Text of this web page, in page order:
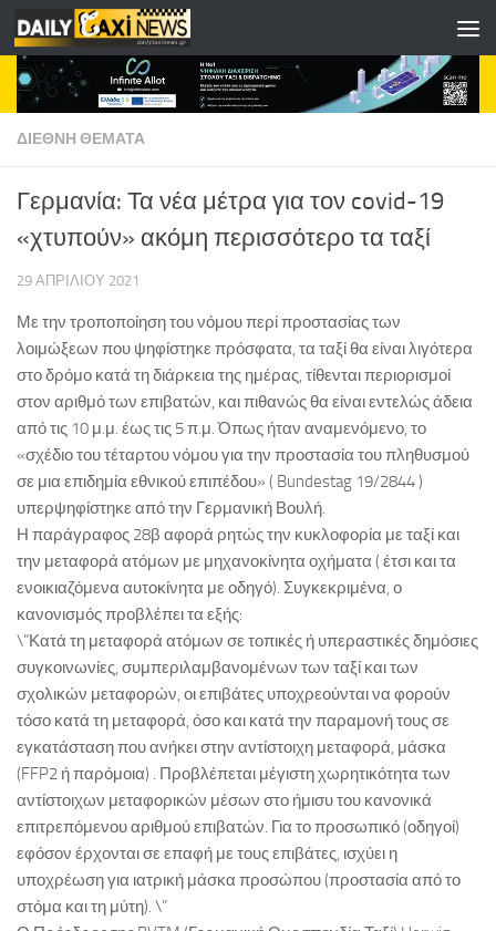
Skip to content
ΔΙΕΘΝΗ ΘΕΜΑΤΑ
Γερμανία: Τα νέα μέτρα για τον covid-19
«χτυπούν» ακόμη περισσότερο τα ταξί
29 ΑΠΡΙΛΊΟΥ 2021
Με την τροποποίηση του νόμου περί προστασίας των
λοιμώξεων που ψηφίστηκε πρόσφατα, τα ταξί θα είναι λιγότερα
στο δρόμο κατά τη διάρκεια της ημέρας, τίθενται περιορισμοί
στον αριθμό των επιβατών, και πιθανώς θα είναι εντελώς άδεια
από τις 10 μ.μ. έως τις 5 π.μ. Όπως ήταν αναμενόμενο, το
«σχέδιο του τέταρτου νόμου για την προστασία του πληθυσμού
σε μια επιδημία εθνικού επιπέδου» ( Bundestag 19/2844 )
υπερψηφίστηκε από την Γερμανική Βουλή.
Η παράγραφος 28β αφορά ρητώς την κυκλοφορία με ταξί και
την μεταφορά ατόμων με μηχανοκίνητα οχήματα ( έτσι και τα
ενοικιαζόμενα αυτοκίνητα με οδηγό). Συγκεκριμένα, ο
κανονισμός προβλέπει τα εξής:
\”Κατά τη μεταφορά ατόμων σε τοπικές ή υπεραστικές δημόσιες
συγκοινωνίες, συμπεριλαμβανομένων των ταξί και των
σχολικών μεταφορών, οι επιβάτες υποχρεούνται να φορούν
τόσο κατά τη μεταφορά, όσο και κατά την παραμονή τους σε
εγκατάσταση που ανήκει στην αντίστοιχη μεταφορά, μάσκα
(FFP2 ή παρόμοια) . Προβλέπεται μέγιστη χωρητικότητα των
αντίστοιχων μεταφορικών μέσων στο ήμισυ του κανονικά
επιτρεπόμενου αριθμού επιβατών. Για το προσωπικό (οδηγοί)
εφόσον έρχονται σε επαφή με τους επιβάτες, ισχύει η
υποχρέωση για ιατρική μάσκα προσώπου (προστασία από το
στόμα και τη μύτη). \”